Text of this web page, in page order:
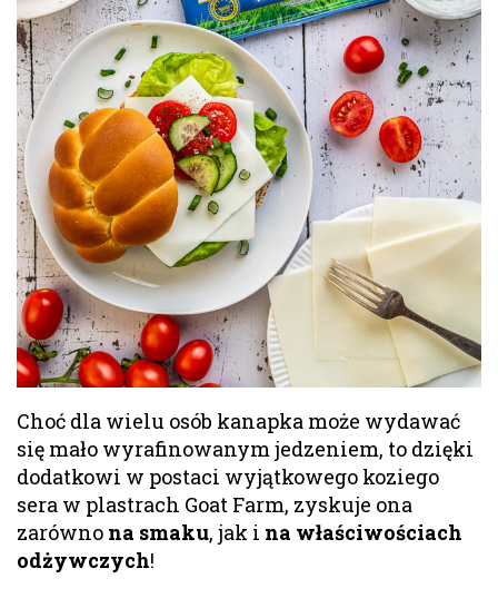
Choć dla wielu osób kanapka może wydawać
się mało wyrafinowanym jedzeniem, to dzięki
dodatkowi w postaci wyjątkowego koziego
sera w plastrach Goat Farm, zyskuje ona
zarówno na smaku, jak i na właściwościach
odżywczych!